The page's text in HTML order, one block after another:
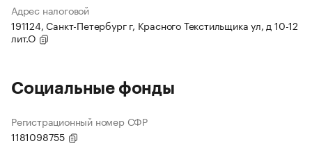
Адрес налоговой
191124, Санкт-Петербург г, Красного Текстильщика ул, д 10-12
лит.О
Социальные фонды
Регистрационный номер СФР
1181098755